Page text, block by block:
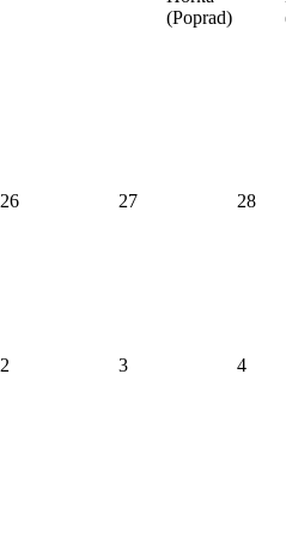
(Poprad)
26 27 28
2 3
4